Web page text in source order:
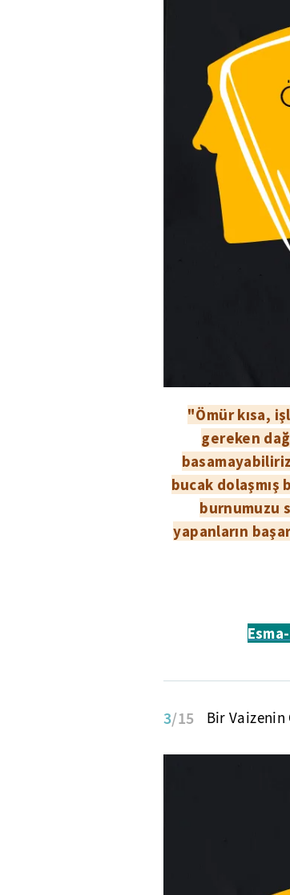
"Ömür kısa,
gereken
bucak
burnumuzu
yapanların
3/15 Bir Vaizenin